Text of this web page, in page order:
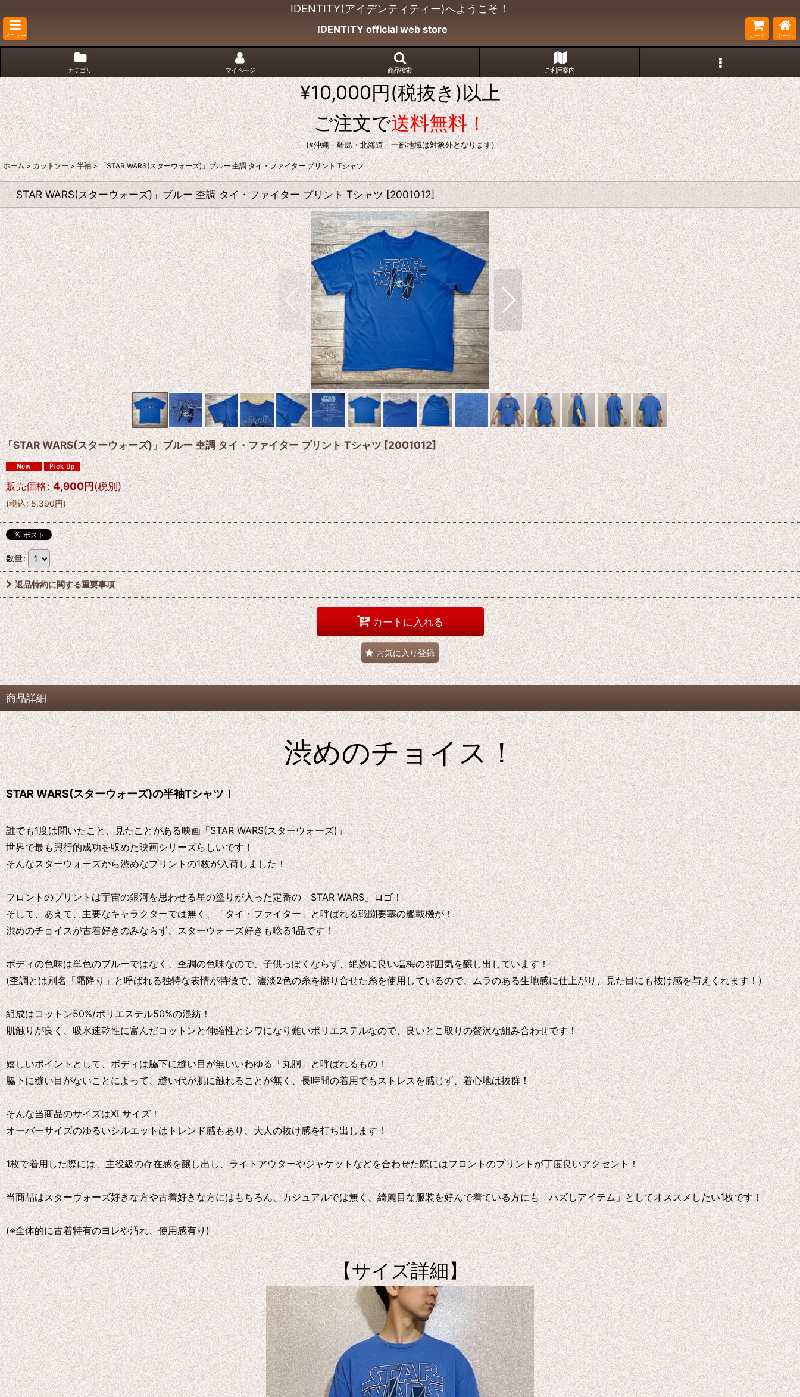
IDENTITY(アイデンティティー)へようこそ！
メニュー
IDENTITY official web store
カート ホーム
カテゴリ マイページ 商品検索 ご利用案内
¥10,000円(税抜き)以上
ご注文で送料無料！
(※沖縄・離島・北海道・一部地域は対象外となります)
ホーム > カットソー > 半袖 > 「STAR WARS(スターウォーズ)」ブルー 杢調 タイ・ファイター プリント Tシャツ
「STAR WARS(スターウォーズ)」ブルー 杢調 タイ・ファイター プリント Tシャツ [2001012]
「STAR WARS(スターウォーズ)」ブルー 杢調 タイ・ファイター プリント Tシャツ[2001012]
販売価格: 4,900円(税別)
(税込: 5,390円)
数量:
返品特約に関する重要事項
カートに入れる
お気に入り登録
商品詳細
渋めのチョイス！
STAR WARS(スターウォーズ)の半袖Tシャツ！
誰でも1度は聞いたこと、見たことがある映画「STAR WARS(スターウォーズ)」
世界で最も興行的成功を収めた映画シリーズらしいです！
そんなスターウォーズから渋めなプリントの1枚が入荷しました！
フロントのプリントは宇宙の銀河を思わせる星の塗りが入った定番の「STAR WARS」ロゴ！
そして、あえて、主要なキャラクターでは無く、「タイ・ファイター」と呼ばれる戦闘要塞の艦載機が！
渋めのチョイスが古着好きのみならず、スターウォーズ好きも唸る1品です！
ボディの色味は単色のブルーではなく、杢調の色味なので、子供っぽくならず、絶妙に良い塩梅の雰囲気を醸し出しています！
(杢調とは別名「霜降り」と呼ばれる独特な表情が特徴で、濃淡2色の糸を撚り合せた糸を使用しているので、ムラのある生地感に仕上がり、見た目にも抜け感を与えくれます！)
組成はコットン50%/ポリエステル50%の混紡！
肌触りが良く、吸水速乾性に富んだコットンと伸縮性とシワになり難いポリエステルなので、良いとこ取りの贅沢な組み合わせです！
嬉しいポイントとして、ボディは脇下に縫い目が無いいわゆる「丸胴」と呼ばれるもの！
脇下に縫い目がないことによって、縫い代が肌に触れることが無く、長時間の着用でもストレスを感じず、着心地は抜群！
そんな当商品のサイズはXLサイズ！
オーバーサイズのゆるいシルエットはトレンド感もあり、大人の抜け感を打ち出します！
1枚で着用した際には、主役級の存在感を醸し出し、ライトアウターやジャケットなどを合わせた際にはフロントのプリントが丁度良いアクセント！
当商品はスターウォーズ好きな方や古着好きな方にはもちろん、カジュアルでは無く、綺麗目な服装を好んで着ている方にも「ハズしアイテム」としてオススメしたい1枚です！
(※全体的に古着特有のヨレや汚れ、使用感有り)
【サイズ詳細】